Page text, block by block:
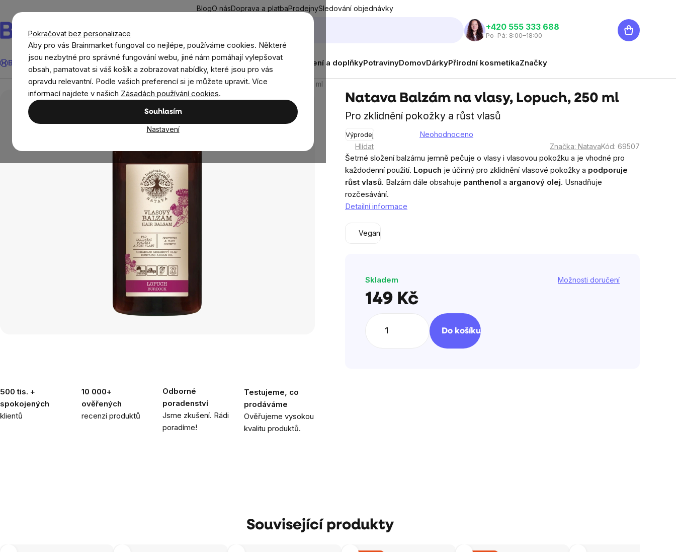
Pokračovat bez personalizace
Aby pro vás Brainmarket fungoval co nejlépe, používáme cookies. Některé
jsou nezbytné pro správné fungování webu, jiné nám pomáhají vylepšovat
obsah, pamatovat si váš košík a zobrazovat nabídky, které jsou pro vás
opravdu relevantní. Podle vašich preferencí si je můžete upravit. Více
informací najdete v našich Zásadách používání cookies.
Souhlasím
Nastavení
obsah
BlogO násDoprava a platbaProdejnySledování objednávky
Hledat
‭+420 555 333 688
Po–Pá: 8:00–18:00
Nákupní
košík
BrainMax® Léto Ušetři CíleDoplňky stravy a výživaNovinkyMužiŽenyDěti Oblečení a doplňkyPotravinyDomovDárkyPřírodní kosmetikaZnačky
Přírodní kosmetika Péče o vlasy Natava Balzám na vlasy, Lopuch, 250 ml
Natava Balzám na vlasy, Lopuch, 250 ml
Pro zklidnění pokožky a růst vlasů
Výprodej
produktu
je
0,0
z
5
Neohodnoceno
500 tis. +
spokojených
klientů
10 000+
ověřených
recenzí produktů
Odborné
poradenství
Jsme zkušení. Rádi
poradíme!
Testujeme, co
prodáváme
Ověřujeme vysokou
kvalitu produktů.
Hlídat Značka: NatavaKód: 69507
Šetrné složení balzámu jemně pečuje o vlasy i vlasovou pokožku a je vhodné pro
každodenní použití. Lopuch je účinný pro zklidnění vlasové pokožky a podporuje
růst vlasů. Balzám dále obsahuje panthenol a arganový olej. Usnadňuje
rozčesávání.
Detailní informace
Vegan
Skladem Možnosti doručení
149 Kč
cena:
Do košíku
Související produkty